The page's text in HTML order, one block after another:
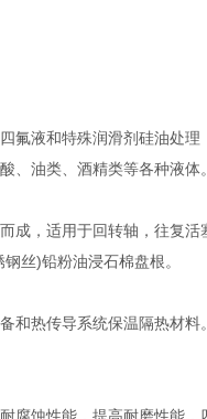
氟液和特殊润滑剂硅油处
、油类、酒精类等各种液
成，适用于回转轴，往复
丝)铅粉油浸石棉盘根。
和热传导系统保温隔热材